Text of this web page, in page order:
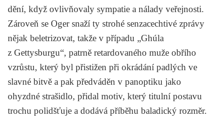
dění, když ovlivňovaly sympatie a nálady veřejnosti.
Zároveň se Oger snaží ty strohé senzacechtivé zprávy
nějak beletrizovat, takže v případu „Ghúla
z Gettysburgu“, patrně retardovaného muže obřího
vzrůstu, který byl přistižen při okrádání padlých ve
slavné bitvě a pak předváděn v panoptiku jako
ohyzdné strašidlo, přidal motiv, který titulní postavu
trochu polidšťuje a dodává příběhu baladický rozměr.